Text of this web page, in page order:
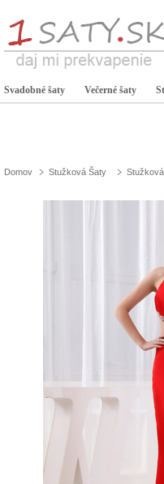
Svadobné šaty Večerné šaty
Domov Stužková Šaty